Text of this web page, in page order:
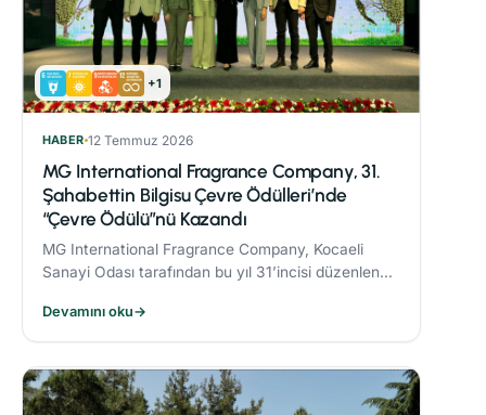
+1
HABER 12 Temmuz 2026
MG International Fragrance Company, 31.
Şahabettin Bilgisu Çevre Ödülleri’nde
“Çevre Ödülü”nü Kazandı
MG International Fragrance Company, Kocaeli
Sanayi Odası tarafından bu yıl 31’incisi düzenlenen
büyük ölçekli işletme kategorisinde "Çevre
Ödülü"nün sahibi oldu.
Devamını oku→